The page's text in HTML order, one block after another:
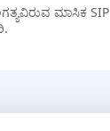
ಮಾಸಿಕ SIP